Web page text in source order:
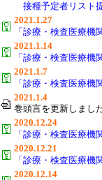
接種予定者リスト
2021.1.27
「診療・検査医療機
2021.1.14
「診療・検査医療機
2021.1.7
「診療・検査医療機
2021.1.4
巻頭言を更新しました
2020.12.24
「診療・検査医療機
2020.12.21
「診療・検査医療機
2020.12.14